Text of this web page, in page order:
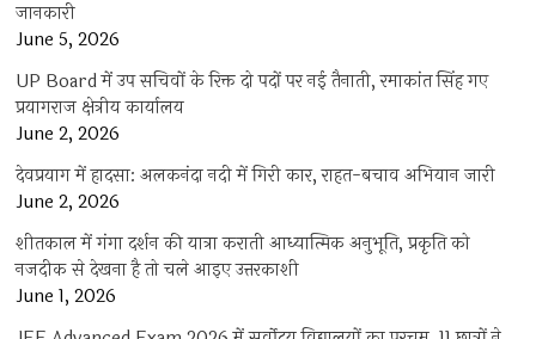
जानकारी
June 5, 2026
UP Board में उप सचिवों के रिक्त दो पदों पर नई तैनाती, रमाकांत सिंह गए
प्रयागराज क्षेत्रीय कार्यालय
June 2, 2026
देवप्रयाग में हादसा: अलकनंदा नदी में गिरी कार, राहत-बचाव अभियान जारी
June 2, 2026
शीतकाल में गंगा दर्शन की यात्रा कराती आध्यात्मिक अनुभूति, प्रकृति को
नजदीक से देखना है तो चले आइए उत्तरकाशी
June 1, 2026